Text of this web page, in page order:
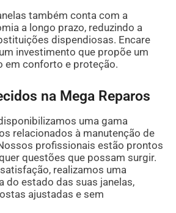
também conta com a
a longo prazo, reduzindo a
dispendiosas. Encare
investimento que propõe um
em conforto e proteção.
na Mega Reparos
uma gama
relacionados à manutenção de
profissionais estão prontos
questões que possam surgir.
realizamos uma
do estado das suas janelas,
ajustadas e sem